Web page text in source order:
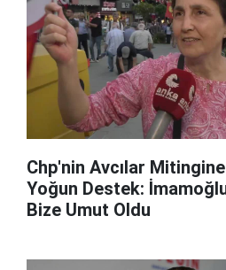
Chp'nin Avcılar
Yoğun Destek:
Bize Umut Oldu